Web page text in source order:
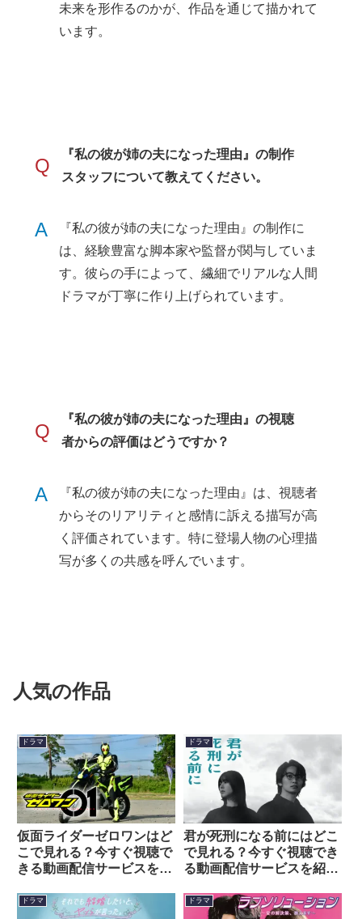
未来を形作るのかが、作品を通じて描かれて
います。
Q
『私の彼が姉の夫になった理由』の制作
スタッフについて教えてください。
A
『私の彼が姉の夫になった理由』の制作に
は、経験豊富な脚本家や監督が関与していま
す。彼らの手によって、繊細でリアルな人間
ドラマが丁寧に作り上げられています。
Q
『私の彼が姉の夫になった理由』の視聴
者からの評価はどうですか？
A
『私の彼が姉の夫になった理由』は、視聴者
からそのリアリティと感情に訴える描写が高
く評価されています。特に登場人物の心理描
写が多くの共感を呼んでいます。
人気の作品
ドラマ
仮面ライダーゼロワンはど
こで見れる？今すぐ視聴で
きる動画配信サービスを紹
ドラマ
君が死刑になる前にはどこ
で見れる？今すぐ視聴でき
る動画配信サービスを紹
ドラマ ドラマ